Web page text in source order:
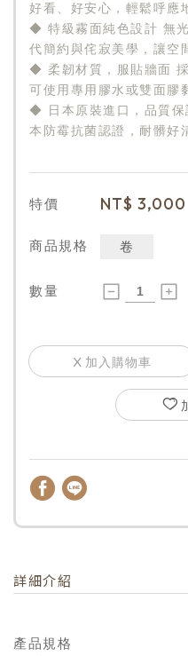
好看、好安心，輕鬆呼應
◆ 特級霧面純色設計 無
代簡約與侘寂美學，讓空
◆ 柔韌材質，服貼牆面
可使用專用膠水或雙面膠
◆ 日本原裝進口，品質保
本防霉抗菌認證，耐髒好
特價 NT$ 3,000
商品規格 卷
數量
加入購物車
詳細介紹
產品規格